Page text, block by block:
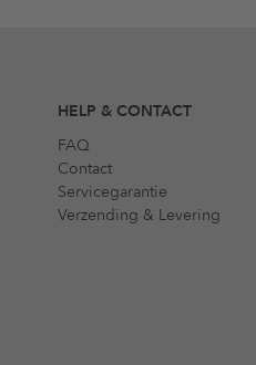
HELP & CONTACT
FAQ
Contact
Servicegarantie
Verzending & Levering